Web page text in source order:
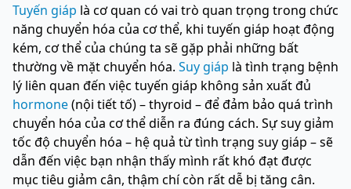
Tuyến giáp là cơ quan có vai trò quan trọng trong chức
năng chuyển hóa của cơ thể, khi tuyến giáp hoạt động
kém, cơ thể của chúng ta sẽ gặp phải những bất
thường về mặt chuyển hóa. Suy giáp là tình trạng bệnh
lý liên quan đến việc tuyến giáp không sản xuất đủ
hormone(nội tiết tố) – thyroid – để đảm bảo quá trình
chuyển hóa của cơ thể diễn ra đúng cách. Sự suy giảm
tốc độ chuyển hóa – hệ quả từ tình trạng suy giáp – sẽ
dẫn đến việc bạn nhận thấy mình rất khó đạt được
mục tiêu giảm cân, thậm chí còn rất dễ bị tăng cân.